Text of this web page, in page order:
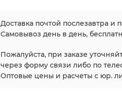
Доставка почтой послезавтра и
Самовывоз день в день,
Пожалуйста, при заказе
через форму связи либо по
Оптовые цены и расчеты с юр.